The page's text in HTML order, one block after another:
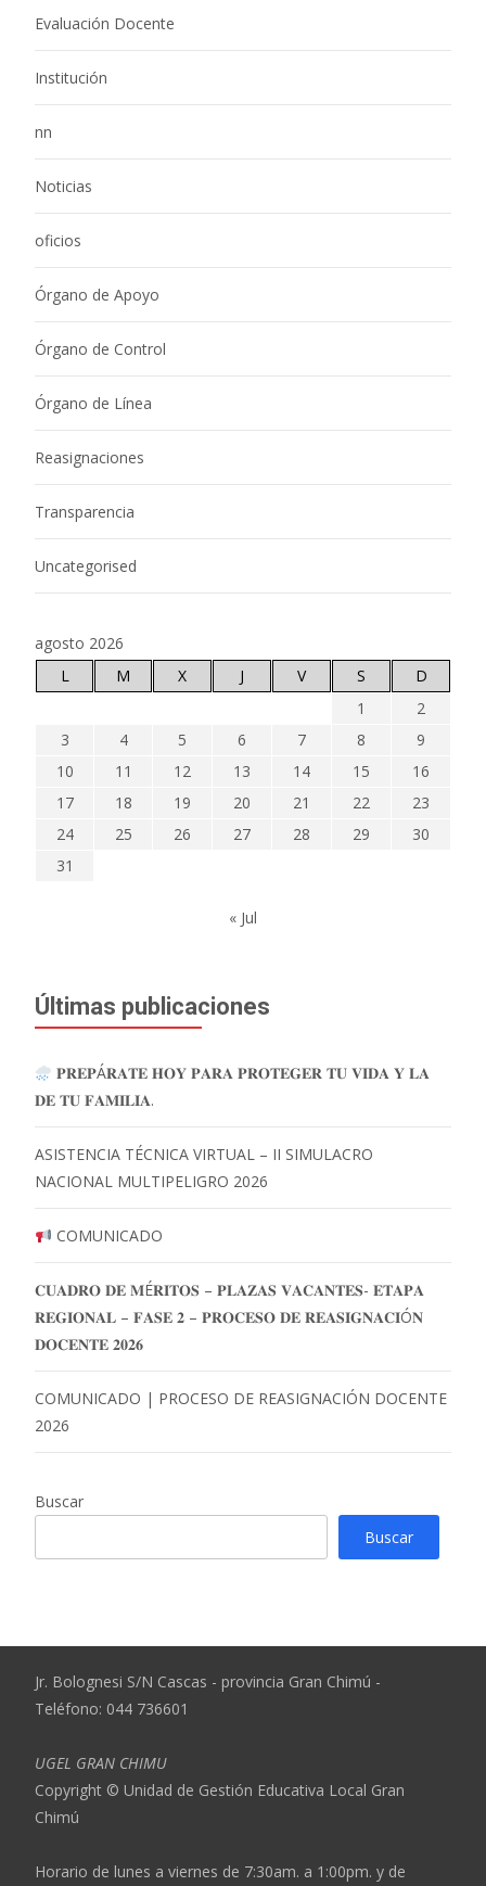
Evaluación Docente
Institución
nn
Noticias
oficios
Órgano de Apoyo
Órgano de Control
Órgano de Línea
Reasignaciones
Transparencia
Uncategorised
agosto 2026
L
M X J V S
D
1
2
3
4 5 6 7 8
9
10
11 12 13 14 15
16
17
18 19 20 21 22
23
24
25 26 27 28 29
30
31
« Jul
Últimas publicaciones
𝐏𝐑𝐄𝐏Á𝐑𝐀𝐓𝐄 𝐇𝐎𝐘 𝐏𝐀𝐑𝐀 𝐏𝐑𝐎𝐓𝐄𝐆𝐄𝐑 𝐓𝐔 𝐕𝐈𝐃𝐀 𝐘 𝐋𝐀
𝐃𝐄 𝐓𝐔 𝐅𝐀𝐌𝐈𝐋𝐈𝐀.
ASISTENCIA TÉCNICA VIRTUAL – II SIMULACRO
NACIONAL MULTIPELIGRO 2026
COMUNICADO
𝐂𝐔𝐀𝐃𝐑𝐎 𝐃𝐄 𝐌É𝐑𝐈𝐓𝐎𝐒 – 𝐏𝐋𝐀𝐙𝐀𝐒 𝐕𝐀𝐂𝐀𝐍𝐓𝐄𝐒- 𝐄𝐓𝐀𝐏𝐀
𝐑𝐄𝐆𝐈𝐎𝐍𝐀𝐋 – 𝐅𝐀𝐒𝐄 𝟐 – 𝐏𝐑𝐎𝐂𝐄𝐒𝐎 𝐃𝐄 𝐑𝐄𝐀𝐒𝐈𝐆𝐍𝐀𝐂𝐈Ó𝐍
𝐃𝐎𝐂𝐄𝐍𝐓𝐄 𝟐𝟎𝟐𝟔
COMUNICADO | PROCESO DE REASIGNACIÓN DOCENTE
2026
Buscar
Buscar
Jr. Bolognesi S/N Cascas - provincia Gran Chimú -
Teléfono: 044 736601
UGEL GRAN CHIMU
Copyright © Unidad de Gestión Educativa Local Gran
Chimú
Horario de lunes a viernes de 7:30am. a 1:00pm. y de